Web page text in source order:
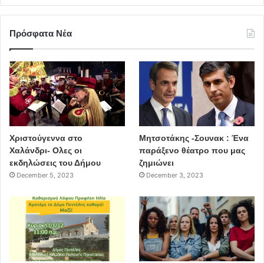
Πρόσφατα Νέα
Χριστούγεννα στο
Χαλάνδρι- Ολες οι
εκδηλώσεις του Δήμου
December 5, 2023
Μητσοτάκης -Σουνακ : Ένα
παράξενο θέατρο που μας
ζημιώνει
December 3, 2023